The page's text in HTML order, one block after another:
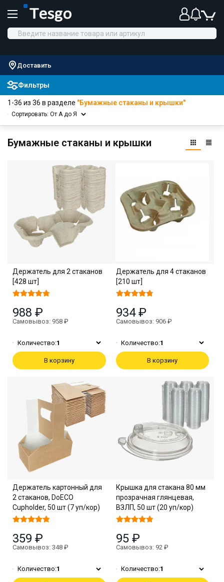
Доставить
Фильтры
1-36 из 36 в разделе "Бумажные стаканы и крышки"
Сортировать: От А до Я
Бумажные стаканы и крышки
Держатель для 2 стаканов
[428 шт]
988 ₽
Самовывоз: 958 ₽
Количество:1
В корзину
Держатель для 4 стаканов
[210 шт]
934 ₽
Самовывоз: 906 ₽
Количество:1
В корзину
Держатель картонный для
2 стаканов, DoECO
Cupholder, 50 шт (7 уп/кор)
359 ₽
Самовывоз: 348 ₽
Количество:1
Крышка для стакана 80 мм
прозрачная глянцевая,
ВЗЛП, 50 шт (20 уп/кор)
95 ₽
Самовывоз: 92 ₽
Количество:1